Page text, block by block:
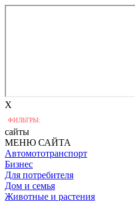
X
ФИЛЬТРЫ:
сайты
МЕНЮ САЙТА
Автомототранспорт
Бизнес
Для потребителя
Дом и семья
Животные и растения